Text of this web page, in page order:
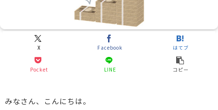
X Facebook はてブ
Pocket LINE コピー
みなさん、こんにちは。